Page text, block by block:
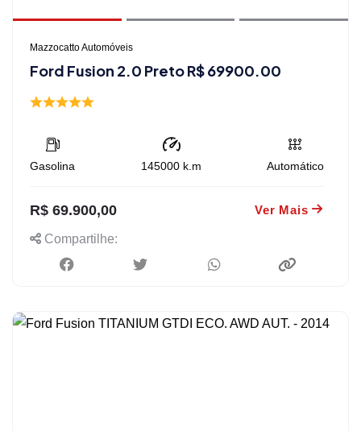
Mazzocatto Automóveis
Ford Fusion 2.0 Preto R$ 69900.00
Gasolina 145000k.m Automático
R$ 69.900,00 Ver Mais
Compartilhe: